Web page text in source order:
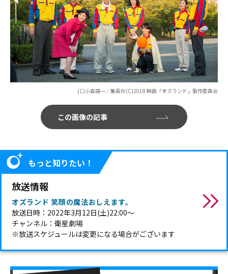
(C)小森陽一／集英社(C)2018 映画「オズランド」製作委員会
この画像の記事
もっと知りたい！
放送情報
オズランド 笑顔の魔法おしえます。
放送日時：2022年3月12日(土)22:00～
チャンネル：衛星劇場
※放送スケジュールは変更になる場合がございます